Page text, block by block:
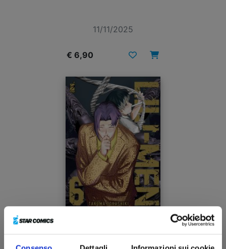
11/11/2025
€ 6,90